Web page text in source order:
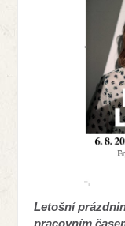
Letošní
pracovním